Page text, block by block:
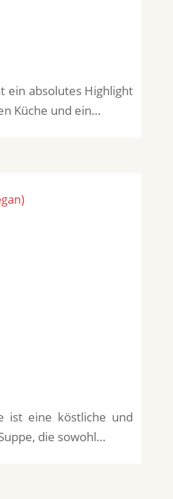
ein absolutes Highlight
Küche und ein…
ist eine köstliche und
die sowohl…